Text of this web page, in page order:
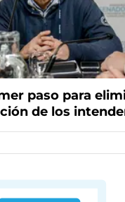
paso para
de los